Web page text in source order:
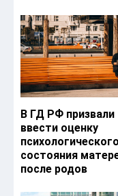
В ГД РФ призвали
ввести оценку
психологического
состояния
после родов